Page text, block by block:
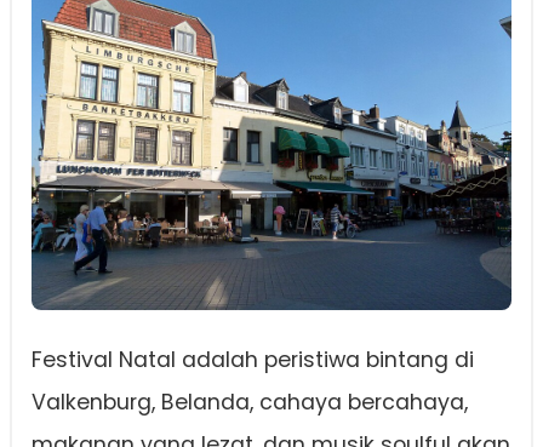
Festival Natal adalah peristiwa bintang di
Valkenburg, Belanda, cahaya bercahaya,